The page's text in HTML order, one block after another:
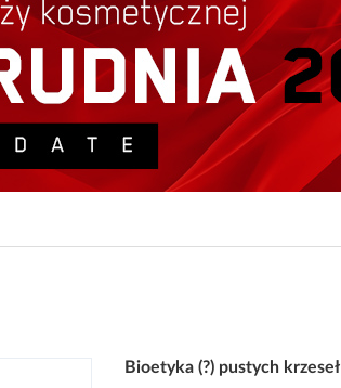
Bioetyka (?) pustych krzeseł